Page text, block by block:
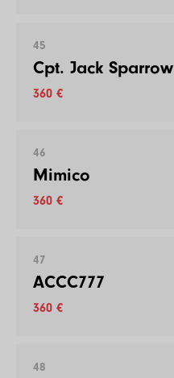
45
Cpt. Jack Sparrow
360 €
46
Mimico
360 €
47
ACCC777
360 €
48